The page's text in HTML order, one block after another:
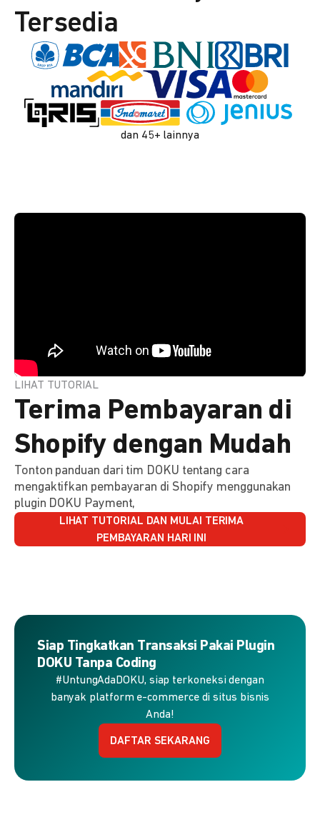
Tersedia
dan 45+ lainnya
LIHAT TUTORIAL
Terima Pembayaran di
Shopify dengan Mudah
Tonton panduan dari tim DOKU tentang cara
mengaktifkan pembayaran di Shopify menggunakan
plugin DOKU Payment,
LIHAT TUTORIAL DAN MULAI TERIMA
PEMBAYARAN HARI INI
Siap Tingkatkan Transaksi Pakai Plugin
DOKU Tanpa Coding
#UntungAdaDOKU, siap terkoneksi dengan
banyak platform e-commerce di situs bisnis
Anda!
DAFTAR SEKARANG